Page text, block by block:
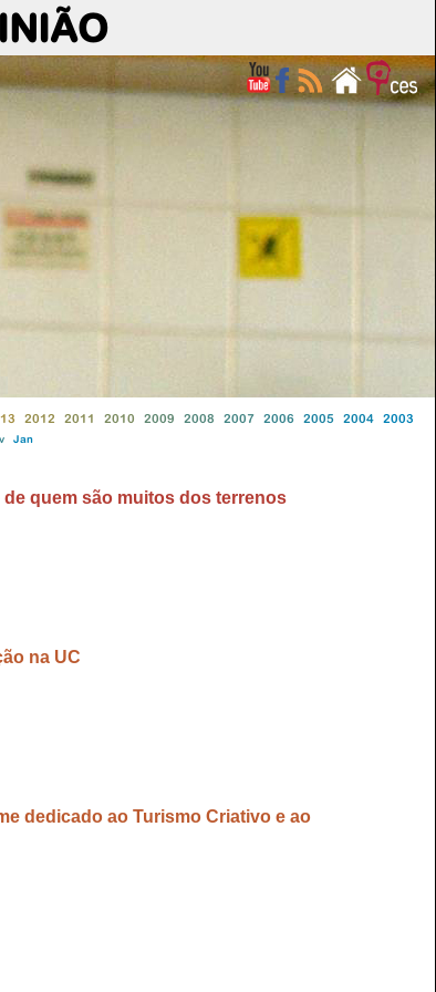
2012 2011 2010 2009 2008 2007 2006 2005 2004 2003
Jan
quem são muitos dos terrenos
na UC
dedicado ao Turismo Criativo e ao